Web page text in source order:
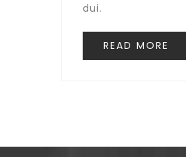
dui.
READ MORE